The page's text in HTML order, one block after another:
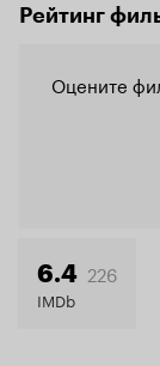
Рейтинг
Оцените
6.4 226
IMDb